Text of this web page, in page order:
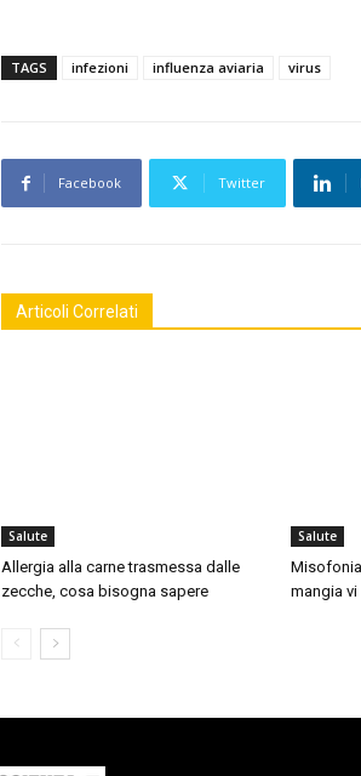
TAGS infezioni influenza aviaria virus
Facebook Twitter
Articoli Correlati
Salute
Allergia alla carne trasmessa dalle
zecche, cosa bisogna sapere
Salute
mangia